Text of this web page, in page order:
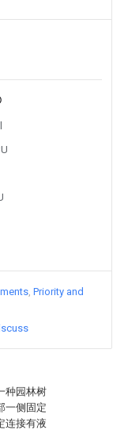
种园林树
一侧固定
连接有液
Priority and